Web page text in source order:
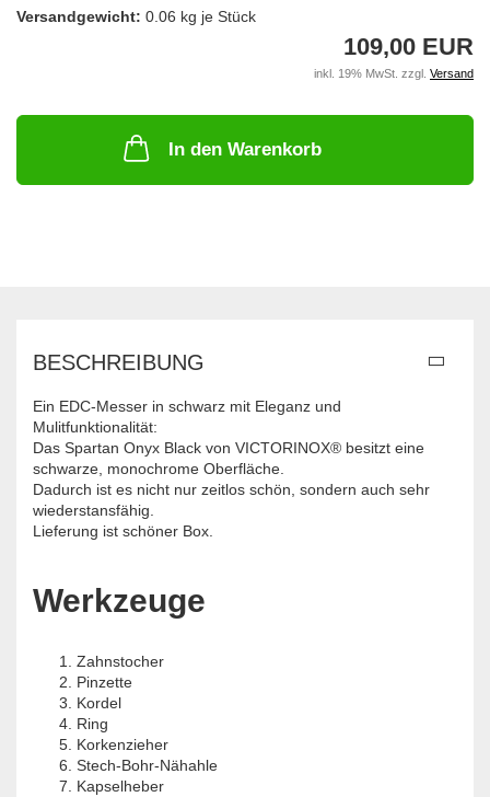
Versandgewicht: 0.06 kg je Stück
109,00 EUR
inkl. 19% MwSt. zzgl. Versand
In den Warenkorb
BESCHREIBUNG
Ein EDC-Messer in schwarz mit Eleganz und
Mulitfunktionalität:
Das Spartan Onyx Black von VICTORINOX® besitzt eine
schwarze, monochrome Oberfläche.
Dadurch ist es nicht nur zeitlos schön, sondern auch sehr
wiederstansfähig.
Lieferung ist schöner Box.
Werkzeuge
Zahnstocher
Pinzette
Kordel
Ring
Korkenzieher
Stech-Bohr-Nähahle
Kapselheber